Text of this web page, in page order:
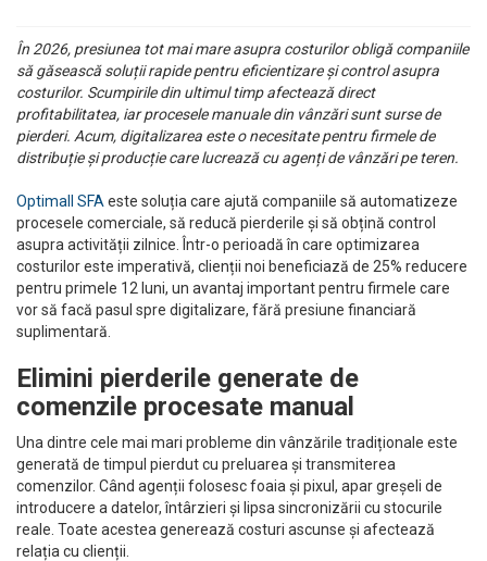
În 2026, presiunea tot mai mare asupra costurilor obligă companiile
să găsească soluții rapide pentru eficientizare și control asupra
costurilor. Scumpirile din ultimul timp afectează direct
profitabilitatea, iar procesele manuale din vânzări sunt surse de
pierderi. Acum, digitalizarea este o necesitate pentru firmele de
distribuție și producție care lucrează cu agenți de vânzări pe teren.
Optimall SFA este soluția care ajută companiile să automatizeze
procesele comerciale, să reducă pierderile și să obțină control
asupra activității zilnice. Într-o perioadă în care optimizarea
costurilor este imperativă, clienții noi beneficiază de 25% reducere
pentru primele 12 luni, un avantaj important pentru firmele care
vor să facă pasul spre digitalizare, fără presiune financiară
suplimentară.
Elimini pierderile generate de
comenzile procesate manual
Una dintre cele mai mari probleme din vânzările tradiționale este
generată de timpul pierdut cu preluarea și transmiterea
comenzilor. Când agenții folosesc foaia și pixul, apar greșeli de
introducere a datelor, întârzieri și lipsa sincronizării cu stocurile
reale. Toate acestea generează costuri ascunse și afectează
relația cu clienții.